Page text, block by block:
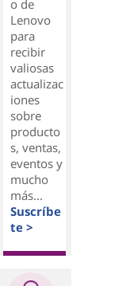
o de
Lenovo
para
recibir
valiosas
actualizac
iones
sobre
producto
s, ventas,
eventos y
mucho
más...
Suscríbe
te >